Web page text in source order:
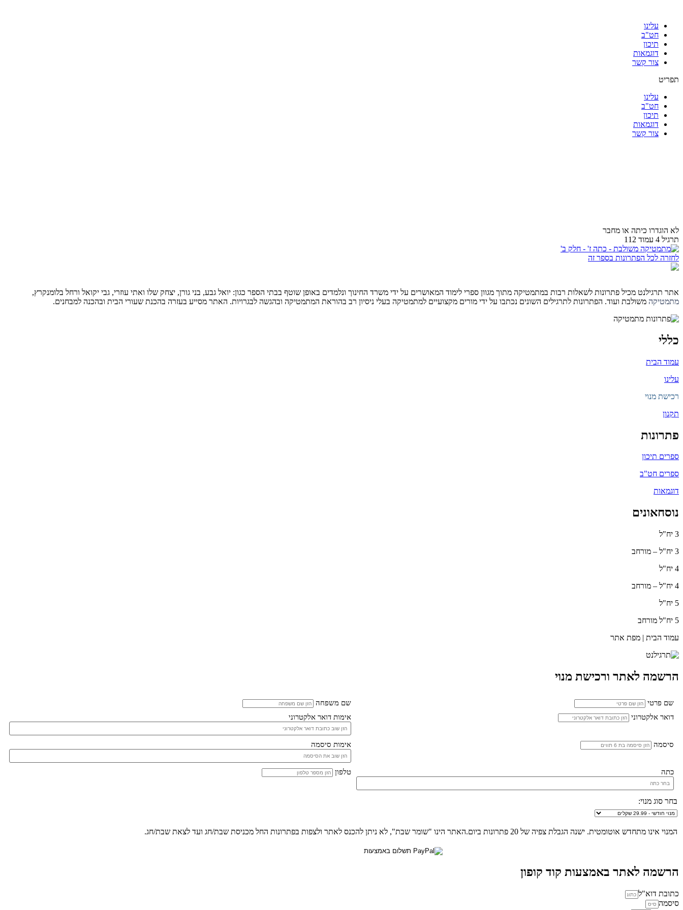
עלינו
חט"ב
תיכון
דוגמאות
צור קשר
תפריט
עלינו
חט"ב
תיכון
דוגמאות
צור קשר
לא הוגדרו כיתה או מחבר
תרגיל 4 עמוד 112
לחזרה לכל הפתרונות בספר זה
אתר תרגילנט מכיל פתרונות לשאלות רבות במתמטיקה מתוך מגוון ספרי לימוד המאושרים על ידי משרד החינוך ונלמדים באופן שוטף בבתי הספר כגון: יואל גבע, בני גורן, יצחק שלו ואתי עוזרי, גבי יקואל ורחל בלומנקרץ,
מתמטיקה משולבת ועוד. הפתרונות לתרגילים השונים נכתבו על ידי מורים מקצועיים למתמטיקה בעלי ניסיון רב בהוראת המתמטיקה ובהגשה לבגרויות. האתר מסייע בעזרה בהכנת שעורי הבית ובהכנה למבחנים.
כללי
עמוד הבית
עלינו
רכישת מנוי
תקנון
פתרונות
ספרים תיכון
ספרים חט"ב
דוגמאות
נוסחאונים
3 יח"ל
3 יח"ל – מורחב
4 יח"ל
4 יח"ל – מורחב
5 יח"ל
5 יח"ל מורחב
עמוד הבית | מפת אתר
הרשמה לאתר ורכישת מנוי
שם פרטי
שם משפחה
דואר אלקטרוני
אימות דואר אלקטרוני
סיסמה אימות סיסמה
כתה טלפון
בחר סוג מנוי:
המנוי אינו מתחדש אוטומטית. ישנה הגבלת צפיה של 20 פתרונות ביום.האתר הינו "שומר שבת", לא ניתן להכנס לאתר ולצפות בפתרונות החל מכניסת שבת/חג ועד לצאת שבת/חג.
הרשמה לאתר באמצעות קוד קופון
כתובת דוא"ל
סיסמה